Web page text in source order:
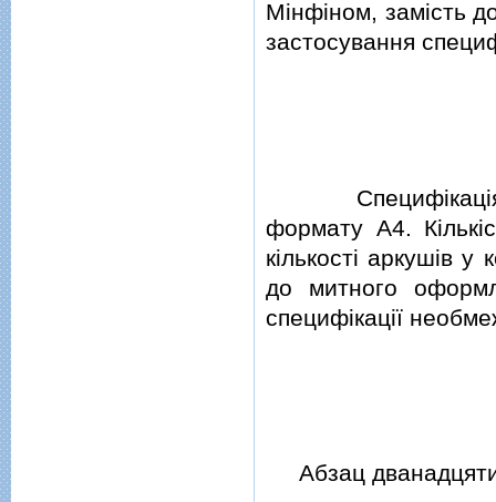
Мiнфiном, замiсть
застосування
Специфiкацiя
формату А4.
кiлькостi аркушiв у
до митного
специфiкацiї
Абзац